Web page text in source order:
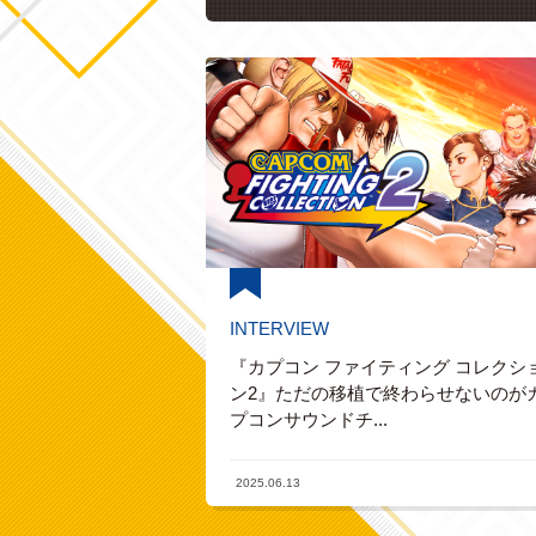
INTERVIEW
『カプコン ファイティング コレクシ
ン2』ただの移植で終わらせないのが
プコンサウンドチ...
2025.06.13